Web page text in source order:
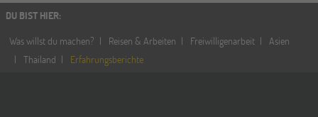
DU BIST HIER:
Was willst du machen?
Reisen & Arbeiten Freiwilligenarbeit
Asien
Thailand
Erfahrungsberichte